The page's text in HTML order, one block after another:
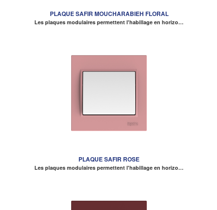
PLAQUE SAFIR MOUCHARABIEH FLORAL
Les plaques modulaires permettent l'habillage en horizo…
PLAQUE SAFIR ROSE
Les plaques modulaires permettent l'habillage en horizo…